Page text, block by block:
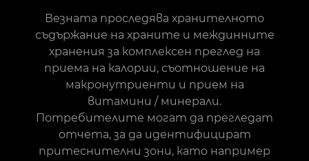
Везната проследява хранителното
съдържание на храните и междинните
хранения за комплексен преглед на
приема на калории, съотношение на
макронутриенти и прием на
витамини / минерали.
Потребителите могат да прегледат
отчета, за да идентифицират
притеснителни зони, като например